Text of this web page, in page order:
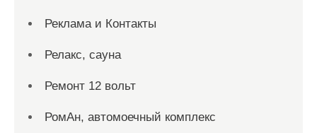
Реклама и Контакты
Релакс, сауна
Ремонт 12 вольт
РомАн, автомоечный комплекс